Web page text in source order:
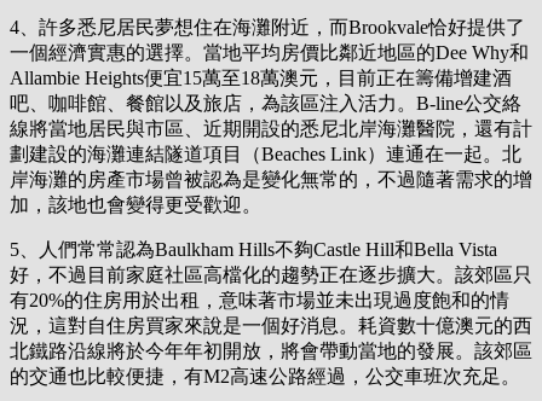
4、許多悉尼居民夢想住在海灘附近，而Brookvale恰好提供了
一個經濟實惠的選擇。當地平均房價比鄰近地區的Dee Why和
Allambie Heights便宜15萬至18萬澳元，目前正在籌備增建酒
吧、咖啡館、餐館以及旅店，為該區注入活力。B-line公交絡
線將當地居民與市區、近期開設的悉尼北岸海灘醫院，還有計
劃建設的海灘連結隧道項目（Beaches Link）連通在一起。北
岸海灘的房產市場曾被認為是變化無常的，不過隨著需求的增
加，該地也會變得更受歡迎。
5、人們常常認為Baulkham Hills不夠Castle Hill和Bella Vista
好，不過目前家庭社區高檔化的趨勢正在逐步擴大。該郊區只
有20%的住房用於出租，意味著市場並未出現過度飽和的情
況，這對自住房買家來說是一個好消息。耗資數十億澳元的西
北鐵路沿線將於今年年初開放，將會帶動當地的發展。該郊區
的交通也比較便捷，有M2高速公路經過，公交車班次充足。